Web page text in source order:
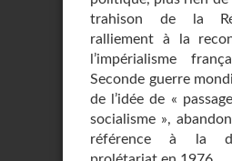
trahison de la
ralliement à la
l’impérialisme
Seconde guerre
de l’idée de «
socialisme »,
référence à la